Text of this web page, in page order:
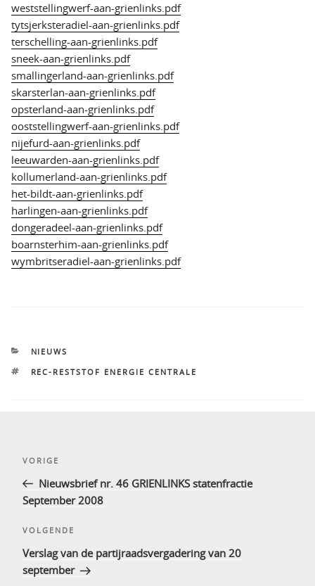
weststellingwerf-aan-grienlinks.pdf
tytsjerksteradiel-aan-grienlinks.pdf
terschelling-aan-grienlinks.pdf
sneek-aan-grienlinks.pdf
smallingerland-aan-grienlinks.pdf
skarsterlan-aan-grienlinks.pdf
opsterland-aan-grienlinks.pdf
ooststellingwerf-aan-grienlinks.pdf
nijefurd-aan-grienlinks.pdf
leeuwarden-aan-grienlinks.pdf
kollumerland-aan-grienlinks.pdf
het-bildt-aan-grienlinks.pdf
harlingen-aan-grienlinks.pdf
dongeradeel-aan-grienlinks.pdf
boarnsterhim-aan-grienlinks.pdf
wymbritseradiel-aan-grienlinks.pdf
CATEGORIEËN
NIEUWS
TAGS
REC-RESTSTOF ENERGIE CENTRALE
Vorig
bericht
VORIGE
Nieuwsbrief nr. 46 GRIENLINKS statenfractie
September 2008
Volgend
bericht
VOLGENDE
Verslag van de partijraadsvergadering van 20
september